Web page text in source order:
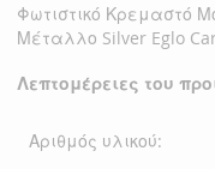
Φωτιστικό Κρεμαστό
Μέταλλο Silver Eglo
Λεπτομέρειες του
Αριθμός υλικού: